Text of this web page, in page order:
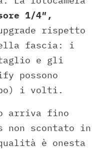
1/4″,
rispetto
fascia: i
e gli
possono
i volti.
arriva fino
non scontato in
è onesta